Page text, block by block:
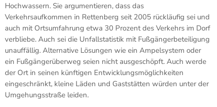
Hochwassern. Sie argumentieren, dass das
Verkehrsaufkommen in Rettenberg seit 2005 rückläufig sei und
auch mit Ortsumfahrung etwa 30 Prozent des Verkehrs im Dorf
verbliebe. Auch sei die Unfallstatistik mit Fußgängerbeteiligung
unauffällig. Alternative Lösungen wie ein Ampelsystem oder
ein Fußgängerüberweg seien nicht ausgeschöpft. Auch werde
der Ort in seinen künftigen Entwicklungsmöglichkeiten
eingeschränkt, kleine Läden und Gaststätten würden unter der
Umgehungsstraße leiden.